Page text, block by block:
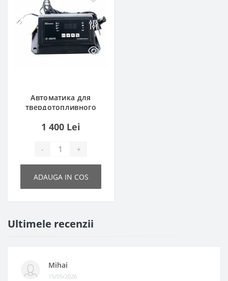
Автоматика для
твердотопливного
Electronics IE-25nz
1 400 Lei
- +
ADAUGA IN COS
Ultimele recenzii
Mihai
15/05/2026